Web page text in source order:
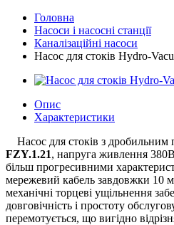
Головна
Насоси і насосні станції
Каналізаційні насоси
Насос для стоків Hydro-
Опис
Характеристики
Насос для стоків з дробильним
FZY.1.21, напруга живлення
більш прогресивними
мережевий кабель завдовжки 10
механічні торцеві ущільнення
довговічність і простоту
перемотується, що вигідно